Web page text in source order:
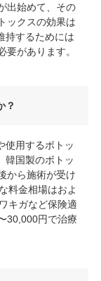
出始めて、その
ックスの効果は
持するためには
があります。
？
使用するボトッ
韓国製のボトッ
から施術が受け
料金相場はおよ
キガなど保険適
30,000円で治療